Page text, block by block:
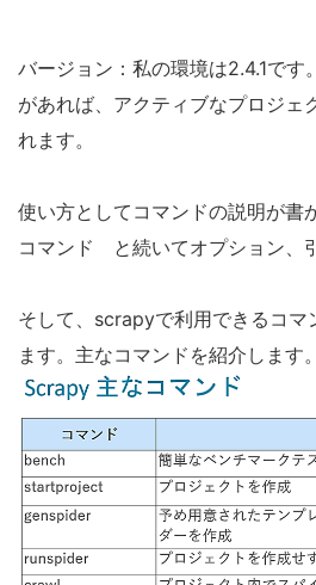
バージョン：私の環境は2.4.1です
があれば、アクティブなプロジェ
れます。
使い方としてコマンドの説明が書
コマンド と続いてオプション、
そして、scrapyで利用できるコマ
ます。主なコマンドを紹介します。